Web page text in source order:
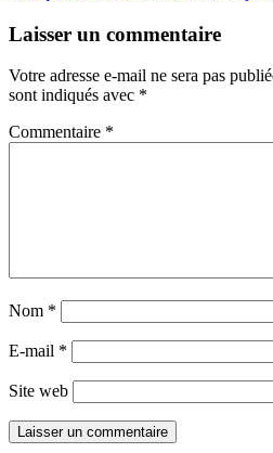
Laisser un commentaire
Votre adresse e-mail ne sera pas
sont indiqués avec *
Commentaire *
Nom *
E-mail *
Site web